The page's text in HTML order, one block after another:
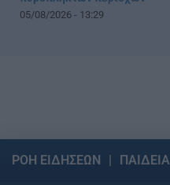
05/08/2026 - 13:29
ΡΟΗ ΕΙΔΗΣΕΩΝ ΠΑΙΔΕΙΑ